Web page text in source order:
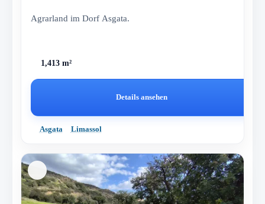
Agrarland im Dorf Asgata.
1,413 m²
Details ansehen
Asgata Limassol